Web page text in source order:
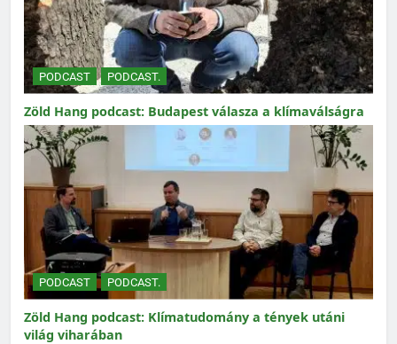
PODCAST PODCAST.
Zöld Hang podcast: Budapest válasza a klímaválságra
PODCAST PODCAST.
Zöld Hang podcast: Klímatudomány a tények utáni
világ viharában